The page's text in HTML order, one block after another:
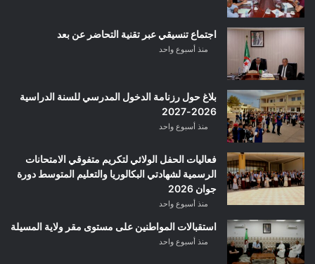
اجتماع تنسيقي عبر تقنية التحاضر عن بعد
منذ أسبوع واحد
بلاغ حول رزنامة الدخول المدرسي للسنة الدراسية
2026-2027
منذ أسبوع واحد
فعاليات الحفل الولائي لتكريم متفوقي الامتحانات
الرسمية لشهادتي البكالوريا والتعليم المتوسط دورة
جوان 2026
منذ أسبوع واحد
استقبالات المواطنين على مستوى مقر ولاية المسيلة
منذ أسبوع واحد